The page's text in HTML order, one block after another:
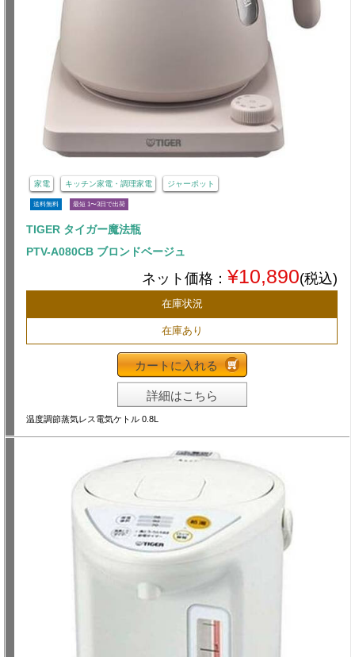
家電 キッチン家電・調理家電 ジャーポット
送料無料 最短 1〜3日で出荷
TIGER タイガー魔法瓶
PTV-A080CB ブロンドベージュ
ネット価格： ¥10,890(税込)
在庫状況
在庫あり
カートに入れる
詳細はこちら
温度調節蒸気レス電気ケトル 0.8L